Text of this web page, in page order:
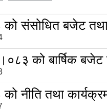
संसोधित बजेट तथा
को बार्षिक
नीति तथा